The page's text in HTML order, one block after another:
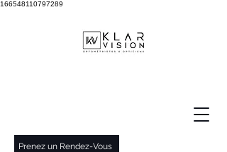
166548110797289
Prenez un Rendez-Vous